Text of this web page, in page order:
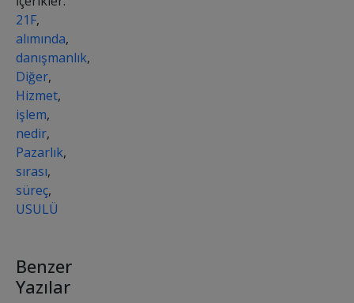
21F,
alımında,
danışmanlık,
Diğer,
Hizmet,
işlem,
nedir,
Pazarlık,
sırası,
süreç,
USULÜ
Benzer
Yazılar